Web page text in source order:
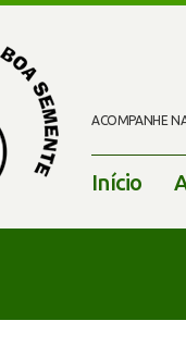
ACOMPANHE
Início